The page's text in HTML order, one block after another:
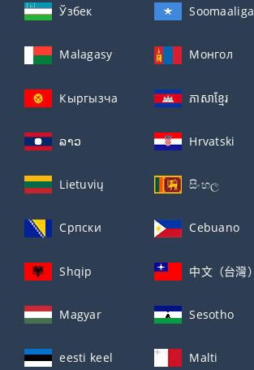
Ўзбек Soomaaliga
Malagasy Монгол
Кыргызча ភាសាខ្មែរ
ລາວ Hrvatski
Lietuvių සිංහල
Српски Cebuano
Shqip 中文（台灣）
Magyar Sesotho
eesti keel Malti